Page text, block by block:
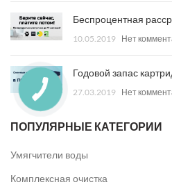
Беспроцентная
10.05.2019 Нет
Годовой запас
27.03.2019 Нет
ПОПУЛЯРНЫЕ КАТЕГОРИИ
Умягчители воды
Комплексная очистка